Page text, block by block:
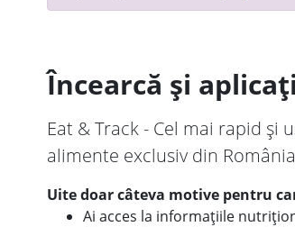
Încearcă și
Eat & Track - Cel mai rapid
alimente exclusiv din România
Uite doar câteva motive pentru
Ai acces la informațiile